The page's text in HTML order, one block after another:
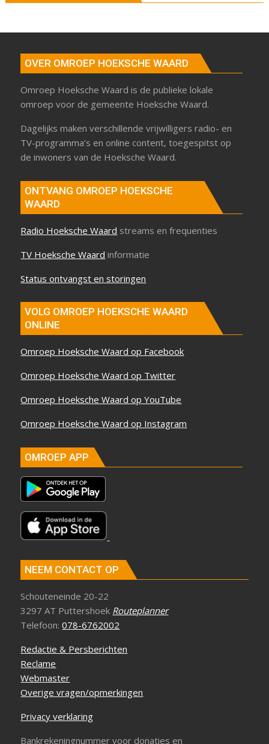
OVER OMROEP HOEKSCHE WAARD
Omroep Hoeksche Waard is de publieke lokale
omroep voor de gemeente Hoeksche Waard.
Dagelijks maken verschillende vrijwilligers radio- en
TV-programma’s en online content, toegespitst op
de inwoners van de Hoeksche Waard.
ONTVANG OMROEP HOEKSCHE
WAARD
Radio Hoeksche Waard streams en frequenties
TV Hoeksche Waard informatie
Status ontvangst en storingen
VOLG OMROEP HOEKSCHE WAARD
ONLINE
Omroep Hoeksche Waard op Facebook
Omroep Hoeksche Waard op Twitter
Omroep Hoeksche Waard op YouTube
Omroep Hoeksche Waard op Instagram
OMROEP APP
NEEM CONTACT OP
Schouteneinde 20-22
3297 AT Puttershoek Routeplanner
Telefoon:078-6762002
Redactie & Persberichten
Reclame
Webmaster
Overige vragen/opmerkingen
Privacy verklaring
Bankrekeningnummer voor donaties en